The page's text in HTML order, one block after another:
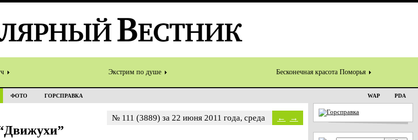
Экстрим по душе Бесконечная красота Поморья
ФОТО ГОРСПРАВКА WAP PDA
№ 111 (3889) за 22 июня 2011 года, среда ← →